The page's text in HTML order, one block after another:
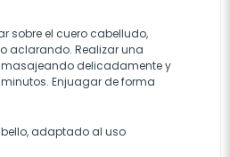
sobre el cuero cabelludo,
aclarando. Realizar una
delicadamente y
Enjuagar de forma
adaptado al uso